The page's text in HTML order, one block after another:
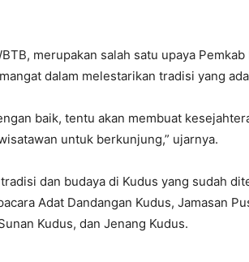
merupakan salah satu upaya
dalam melestarikan tradisi yang
baik, tentu akan membuat
untuk berkunjung,” ujarnya.
dan budaya di Kudus yang sudah
Adat Dandangan Kudus, Jamasan
Kudus, dan Jenang Kudus.